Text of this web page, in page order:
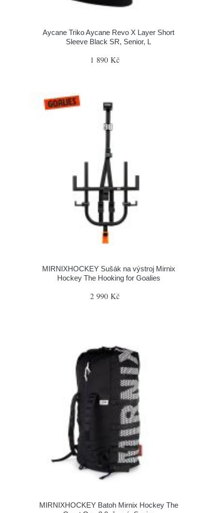
Aycane Triko Aycane Revo X Layer Short
Sleeve Black SR, Senior, L
1 890 Kč
MIRNIXHOCKEY Sušák na výstroj Mirnix
Hockey The Hooking for Goalies
2 990 Kč
MIRNIXHOCKEY Batoh Mirnix Hockey The